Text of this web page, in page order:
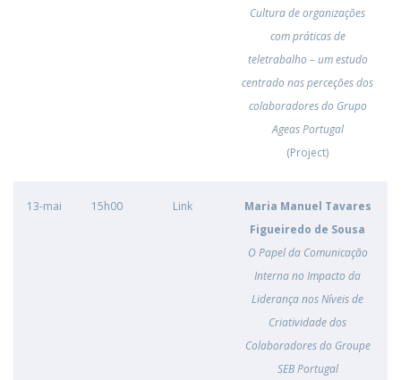
Cultura de organizações
com práticas de
teletrabalho – um estudo
centrado nas perceções dos
colaboradores do Grupo
Ageas Portugal
(Project)
13-mai 15h00 Link
Maria Manuel Tavares
Figueiredo de Sousa
O Papel da Comunicação
Interna no Impacto da
Liderança nos Níveis de
Criatividade dos
Colaboradores do Groupe
SEB Portugal